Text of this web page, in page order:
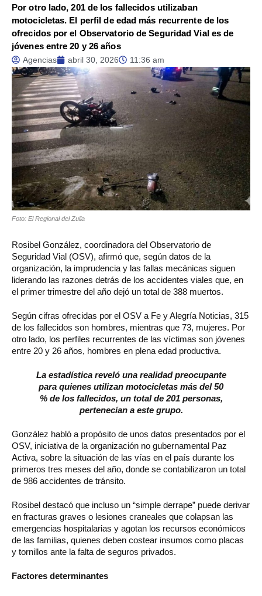
Por otro lado, 201 de los fallecidos utilizaban
motocicletas. El perfil de edad más recurrente de los
ofrecidos por el Observatorio de Seguridad Vial es de
jóvenes entre 20 y 26 años
Agencias abril 30, 2026 11:36 am
Foto: El Regional del Zulia
Rosibel González, coordinadora del Observatorio de
Seguridad Vial (OSV), afirmó que, según datos de la
organización, la imprudencia y las fallas mecánicas siguen
liderando las razones detrás de los accidentes viales que, en
el primer trimestre del año dejó un total de 388 muertos.
Según cifras ofrecidas por el OSV a Fe y Alegría Noticias, 315
de los fallecidos son hombres, mientras que 73, mujeres. Por
otro lado, los perfiles recurrentes de las víctimas son jóvenes
entre 20 y 26 años, hombres en plena edad productiva.
La estadística reveló una realidad preocupante
para quienes utilizan motocicletas más del 50
% de los fallecidos, un total de 201 personas,
pertenecían a este grupo.
González habló a propósito de unos datos presentados por el
OSV, iniciativa de la organización no gubernamental Paz
Activa, sobre la situación de las vías en el país durante los
primeros tres meses del año, donde se contabilizaron un total
de 986 accidentes de tránsito.
Rosibel destacó que incluso un “simple derrape” puede derivar
en fracturas graves o lesiones craneales que colapsan las
emergencias hospitalarias y agotan los recursos económicos
de las familias, quienes deben costear insumos como placas
y tornillos ante la falta de seguros privados.
Factores determinantes